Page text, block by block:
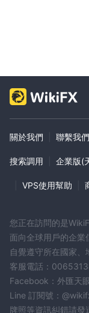
夠實現投資選擇多元化
交易活動的權利，並
能，例如在實時模式
Topeu通過引導您完
驟：
1. 訪問 Topeu在瀏
2. 進入主頁後，找到
擊它繼續帳戶註冊過
3. 在註冊表中填寫所
址、地址、郵政編碼
適用）、密碼和確認
關於我們 聯繫我們
搜索調用 企業版(
VPS使用幫助
您正在訪問的是
面向全球用戶的企業
自覺遵守所在國家、
客服電話：
Facebook：外匯天
Line 訂閱號：
牌照等資訊糾錯請